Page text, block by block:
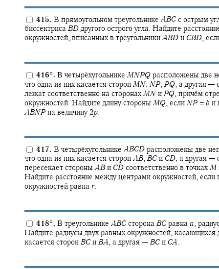
415. В прямоугольном треугольнике ABC с острым
биссектриса BDдругого острого угла. Найдите
окружностей, вписанных в треугольники ABD и CBD,
416°. В четырёхугольнике MNPQ расположены две
что одна из них касается сторон MN, NP, PQ, а другая —
лежат соответственно на сторонах MN и PQ, причём
окружностей. Найдите длину стороны MQ, если NP = b и
ABNP на величину2p.
417. В четырёхугольнике ABCD расположены две
что одна из них касается сторон AB, BC и CD, а другая —
пересекает стороны AB и CD соответственно в точках M
Найдите расстояние между центрами окружностей, если
окружностей равна r.
418°. В треугольнике ABC сторона BC равна a,
Найдите радиусы двух равных окружностей, касающихся
касается сторон BC и BA, а другая — BC и CA.